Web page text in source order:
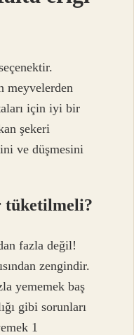
meyvelerden
için iyi bir
şekeri
ve düşmesini
tüketilmeli?
fazla değil!
zengindir.
yememek baş
gibi sorunları
1